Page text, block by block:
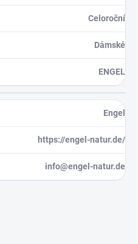
Celoroční
Dámské
ENGEL
Engel
https://engel-natur.de/
info@engel-natur.de